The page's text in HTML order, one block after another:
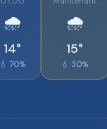
🌧️
14°
💧 70%
🌧️
15°
💧 30%